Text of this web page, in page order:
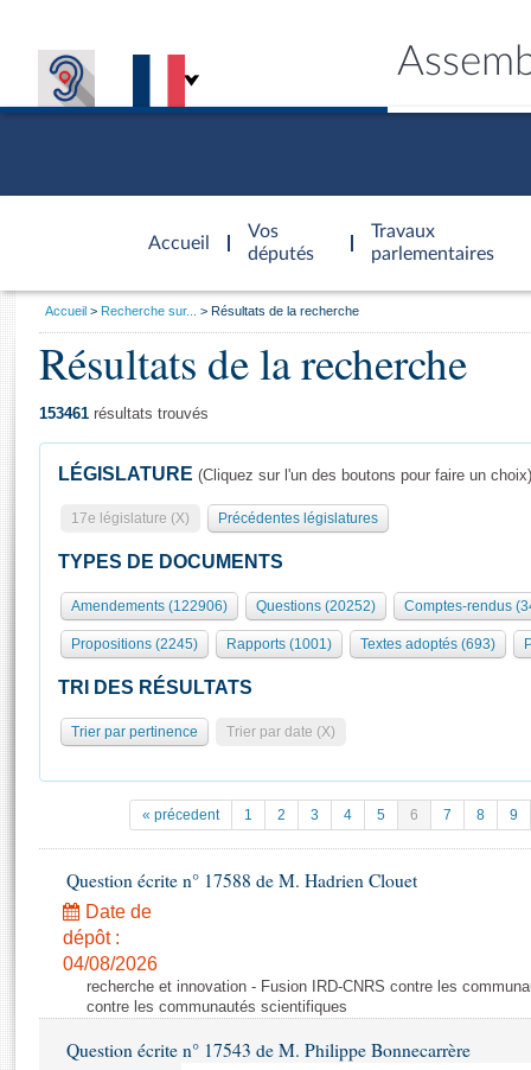
Accueil
d'accueil
Vos
députés
Travaux
parlementaires
Présidence
577 députés
Groupes politiques
Séance publique
Commissions et autres organes
Europe et International
Pétitions
Projets de loi
Propositions de loi
Amendements
Textes adoptés
Général
Rôle et pouvoirs de l'Assemblée
Organisation de l'Assemblée
Présidence Conférence des Présidents Bureau Collège des
Statistiques et chiffres clés
Documents de référence
( Constitution | Règlement de l'Assemblée ... )
Histoire
Juniors
Anciennes législatures
Visiter l'Assemblée
Visite virtuelle du palais Bourbon
Assister à une séance
La Bibliothèque
Contacts et plan d'accès
Photos libres de droit
Vous
Accueil Recherche sur... Résultats de la recherche
Résultats de la recherche
153461 résultats trouvés
LÉGISLATURE (Cliquez sur l'un des boutons pour faire un choix)
17e législature (X) Précédentes législatures
TYPES DE DOCUMENTS
Amendements (122906) Questions (20252) Comptes-rendus
Propositions (2245) Rapports (1001) Textes adoptés (693)
TRI DES RÉSULTATS
Trier par pertinence Trier par date (X)
« précedent 1 2 3 4 5 6 7 8 9
Question écrite n° 17588 de M. Hadrien Clouet
Date de
dépôt :
04/08/2026
recherche et innovation - Fusion IRD-CNRS contre les
contre les communautés scientifiques
Question écrite n° 17543 de M. Philippe Bonnecarrère